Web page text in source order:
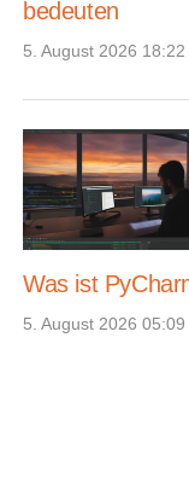
bedeuten
5. August 2026 18:22
Was ist
5. August 2026 05:09